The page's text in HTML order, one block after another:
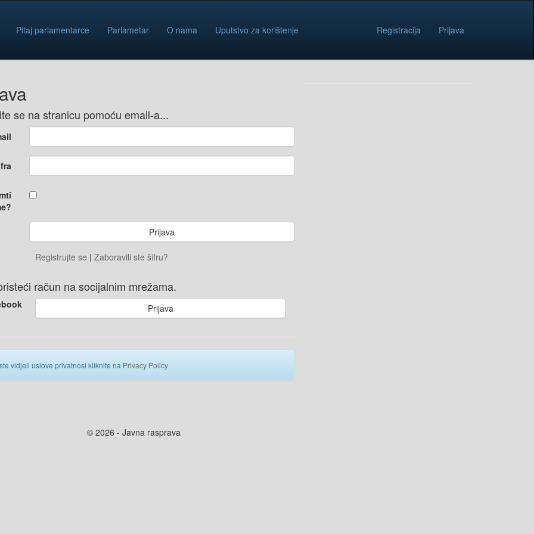
Pitaj parlamentarce Parlametar O nama Uputstvo za korištenje Registracija Prijava
se na stranicu pomoću email-a...
Registrujte se | Zaboravili ste šifru?
račun na socijalnim mrežama.
Prijava
vidjeli uslove privatnosi kliknite na Privacy Policy
© 2026 - Javna rasprava